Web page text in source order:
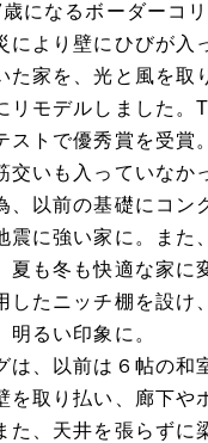
になるボーダーコ
により壁にひびが入
た家を、光と風を取
リモデルしました。
ストで優秀賞を受賞。
交いも入っていなか
、以前の基礎にコン
震に強い家に。また
夏も冬も快適な家に
したニッチ棚を設け
明るい印象に。
は、以前は６帖の和
を取り払い、廊下や
た、天井を張らずに